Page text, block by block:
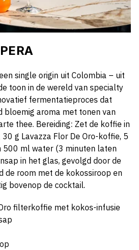
single origin uit Colombia – uit
toon in de wereld van specialty
fermentatieproces dat
bloemig aroma met tonen van
thee. Bereiding: Zet de koffie in
g Lavazza Flor De Oro-koffie, 5
500 ml water (3 minuten laten
in het glas, gevolgd door de
de room met de kokossiroop en
bovenop de cocktail.
filterkoffie met kokos-infusie